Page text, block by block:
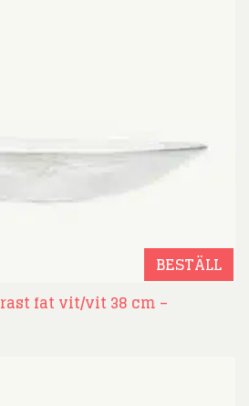
BESTÄLL
fat vit/vit 38 cm –